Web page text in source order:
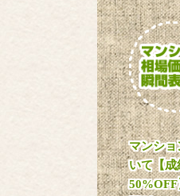
マンショ
いて【
50%OFF